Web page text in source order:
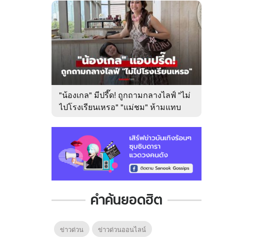
"น้องเกล" มีปรี๊ด! ถูกถามกลางไลฟ์ "ไม่
ไปโรงเรียนเหรอ" "แม่ชม" ห้ามแทบ
คำค้นยอดฮิต
ข่าวด่วน
ข่าวด่วนออนไลน์